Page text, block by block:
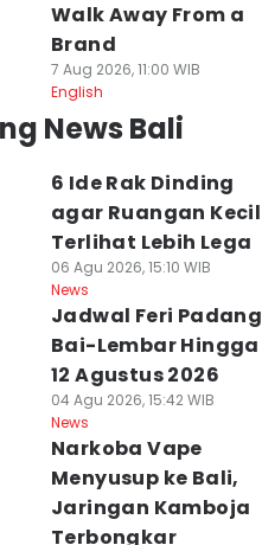
Burung dari Guru SD di
Walk Away From a
Brand
7 Aug 2026, 11:00 WIB
English
News Bali
6 Ide Rak Dinding
agar Ruangan Kecil
Terlihat Lebih Lega
06 Agu 2026, 15:10 WIB
News
Jadwal Feri Padang
Bai-Lembar Hingga
12 Agustus 2026
04 Agu 2026, 15:42 WIB
News
Narkoba Vape
Menyusup ke Bali,
Jaringan Kamboja
Terbongkar